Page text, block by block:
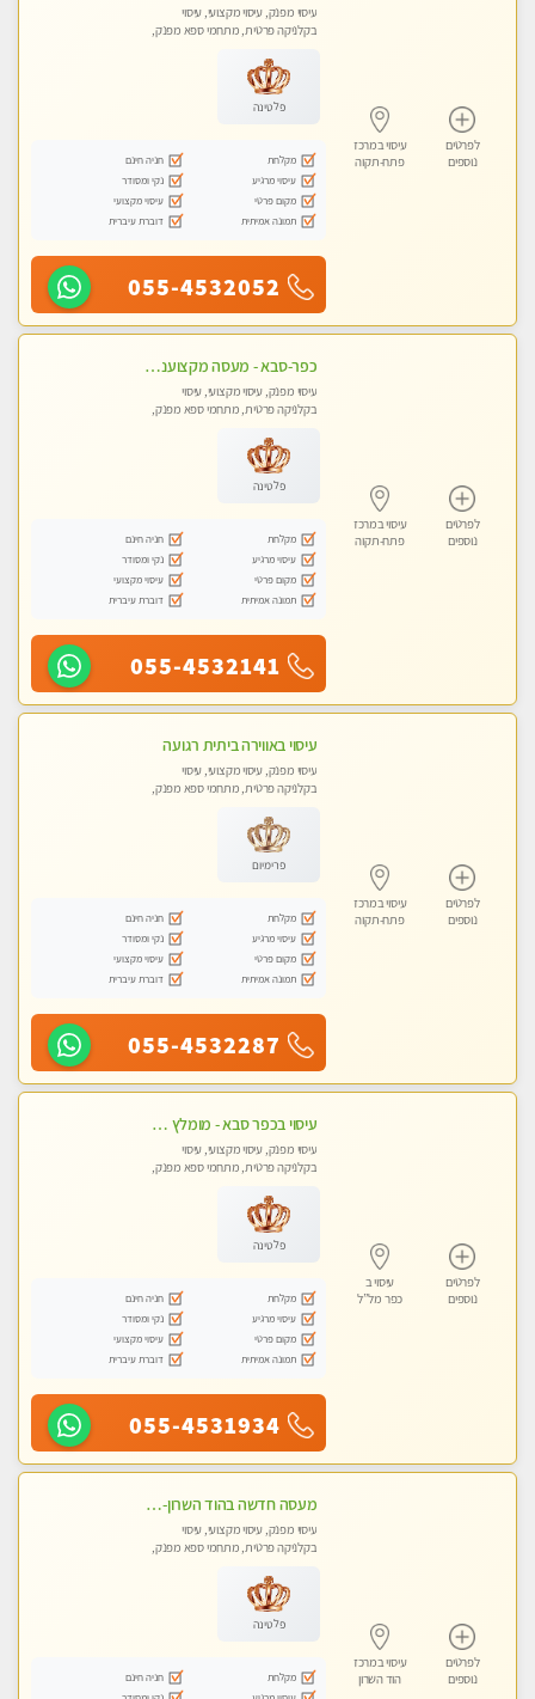
לפרטים
נוספים
עיסוי במרכז
פתח-תקוה
עיסוי מפנק, עיסוי מקצועי, עיסוי
בקלניקה פרטית, מתחמי ספא מפנק,
פלטינה
מקלחת
חניה חינם
עיסוי מרגיע
נקי ומסודר
מקום פרטי
עיסוי מקצועי
תמונה אמיתית
דוברת עיברית
055-4532052
לפרטים
נוספים
עיסוי במרכז
פתח-תקוה
כפר-סבא - מעסה מקצוענית אלופה-מומלץ לחלוטין!! מעסה מקצועית ואיכותית
עיסוי מפנק, עיסוי מקצועי, עיסוי
בקלניקה פרטית, מתחמי ספא מפנק,
פלטינה
מקלחת
חניה חינם
עיסוי מרגיע
נקי ומסודר
מקום פרטי
עיסוי מקצועי
תמונה אמיתית
דוברת עיברית
055-4532141
לפרטים
נוספים
עיסוי במרכז
פתח-תקוה
עיסוי באווירה ביתית רגועה
עיסוי מפנק, עיסוי מקצועי, עיסוי
בקלניקה פרטית, מתחמי ספא מפנק,
פרימיום
מקלחת
חניה חינם
עיסוי מרגיע
נקי ומסודר
מקום פרטי
עיסוי מקצועי
תמונה אמיתית
דוברת עיברית
055-4532287
לפרטים
נוספים
עיסוי ב
כפר מל”ל
עיסוי בכפר סבא - מומלץ לחלוטין!!!! כל סוגי העיסויים מעסה מקצועית ואיכותית פרטי!!!
עיסוי מפנק, עיסוי מקצועי, עיסוי
בקלניקה פרטית, מתחמי ספא מפנק,
פלטינה
מקלחת
חניה חינם
עיסוי מרגיע
נקי ומסודר
מקום פרטי
עיסוי מקצועי
תמונה אמיתית
דוברת עיברית
055-4531934
לפרטים
נוספים
עיסוי במרכז
הוד השרון
מעסה חדשה בהוד השרון-מוזמן לחוויה בלתי נשכחת!!!עיסוי מפנק ביותר במקום פרטי לחלוטין
עיסוי מפנק, עיסוי מקצועי, עיסוי
בקלניקה פרטית, מתחמי ספא מפנק,
פלטינה
מקלחת
חניה חינם